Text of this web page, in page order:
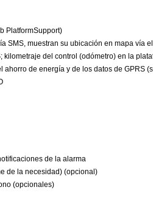
PlatformSupport)
SMS, muestran su ubicación en mapa vía
del control (odómetro) en la
de energía y de los datos de GPRS
de la alarma
de la necesidad) (opcional)
(opcionales)